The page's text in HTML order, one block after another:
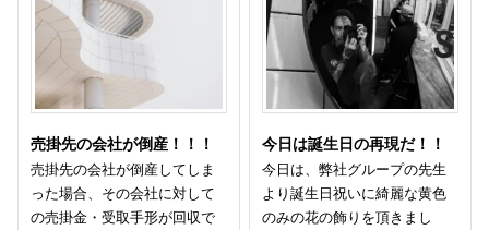
売掛先の会社が倒産！！！
売掛先の会社が倒産してしま
った場合、その会社に対して
の売掛金・受取手形が回収で
今日は誕生日の再現だ！！
今日は、弊社グループの先生
より誕生日祝いに綺麗な黄色
のみの花の飾りを頂きまし